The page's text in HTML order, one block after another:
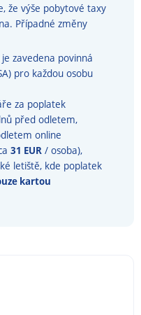
že výše pobytové taxy
Případné změny
zavedena povinná
pro každou osobu
za poplatek
před odletem,
online
31 EUR / osoba),
letiště, kde poplatek
kartou